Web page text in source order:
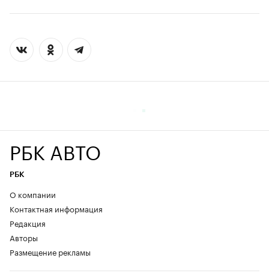
РБК АВТО
РБК
О компании
Контактная информация
Редакция
Авторы
Размещение рекламы